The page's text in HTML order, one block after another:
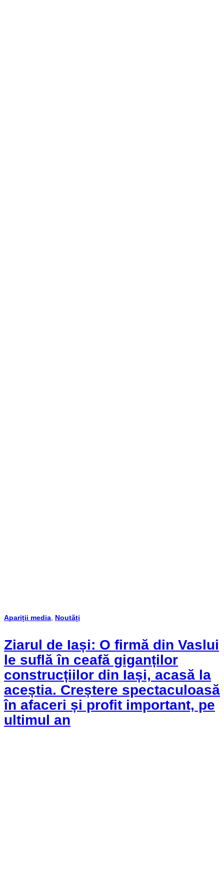
Apariții media Noutăți
Ziarul de Iași: O firmă din Vaslui
le suflă în ceafă giganților
construcțiilor din Iași, acasă la
aceștia. Creștere spectaculoasă
în afaceri și profit important, pe
ultimul an